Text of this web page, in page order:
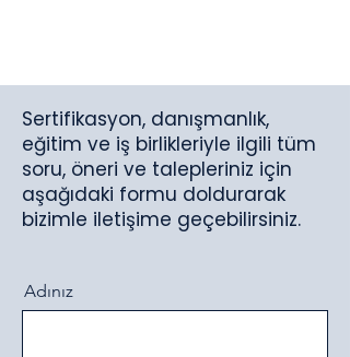
Sertifikasyon, danışmanlık,
eğitim ve iş birlikleriyle ilgili tüm
soru, öneri ve talepleriniz için
aşağıdaki formu doldurarak
bizimle iletişime geçebilirsiniz.
Adınız